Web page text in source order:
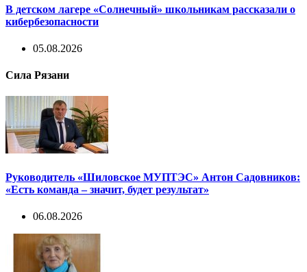
В детском лагере «Солнечный» школьникам рассказали о
кибербезопасности
05.08.2026
Сила Рязани
Руководитель «Шиловское МУПТЭС» Антон Садовников:
«Есть команда – значит, будет результат»
06.08.2026